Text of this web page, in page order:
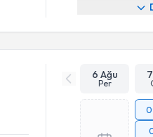
6 Ağu
Per